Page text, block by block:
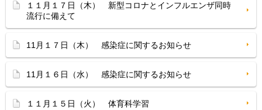
１１月１７日（木） 新型コロナとインフルエンザ同時
流行に備えて
11月１７日（木） 感染症に関するお知らせ
11月１６日（水） 感染症に関するお知らせ
１１月１５日（火） 体育科学習